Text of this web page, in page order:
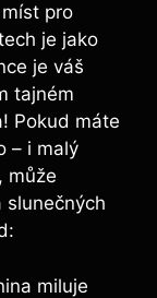
pro
je jako
je váš
tajném
Pokud máte
– i malý
může
slunečných
miluje